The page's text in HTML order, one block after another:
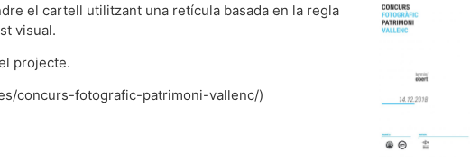
el cartell utilitzant una retícula basada en la regla
visual.
projecte.
concurs-fotografic-patrimoni-vallenc/)